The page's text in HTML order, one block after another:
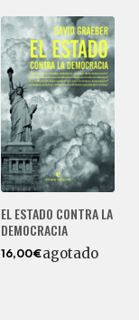
EL ESTADO CONTRA LA
DEMOCRACIA
16,00€agotado